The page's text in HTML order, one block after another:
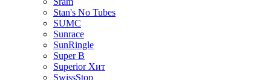
Stan's No Tubes
SUMC
Sunrace
SunRingle
Super B
Superior Хит
SwissStop